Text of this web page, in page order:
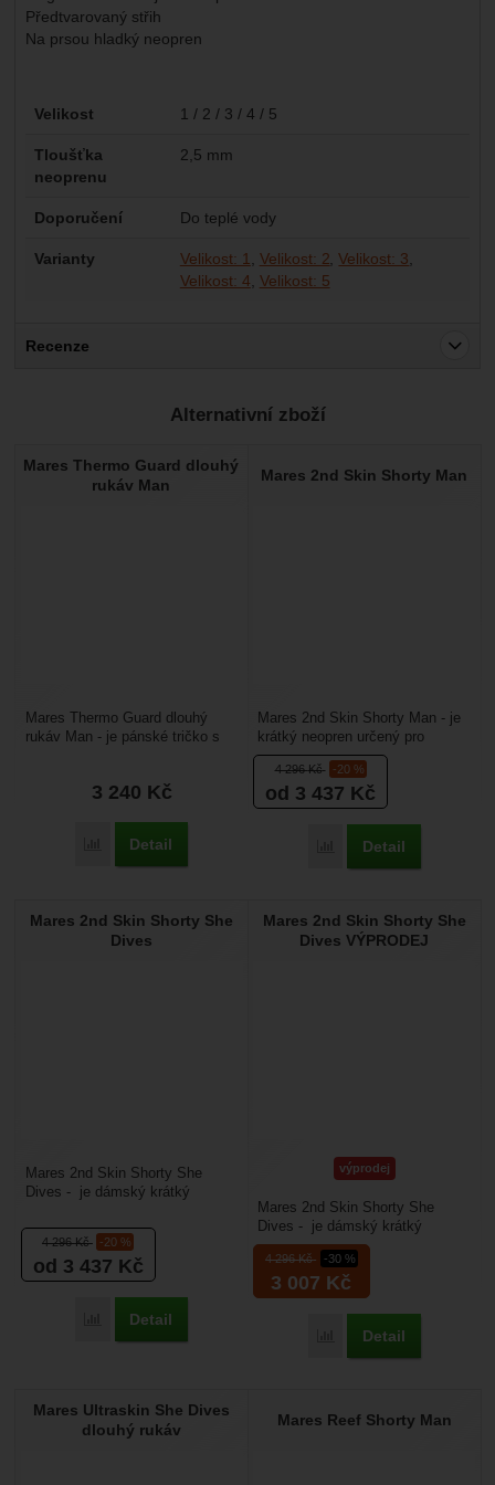
Předtvarovaný střih
Na prsou hladký neopren
Parametry
Velikost 1 / 2 / 3 / 4 / 5
Tloušťka
neoprenu
2,5 mm
Doporučení Do teplé vody
Varianty Velikost: 1 Velikost: 2 Velikost: 3
Velikost: 4 Velikost: 5
Recenze
Nebyla přidána žádná recenze.
Alternativní zboží
Mares Thermo Guard dlouhý
rukáv Man
3 240 Kč
Porovnat
Detail
Mares Thermo Guard dlouhý
rukáv Man - je pánské tričko s
Mares 2nd Skin Shorty Man
4 296Kč -20 %
od 3 437 Kč
Porovnat
Detail
Mares 2nd Skin Shorty Man - je
krátký neopren určený pro
šnorchlování v teplých vodách
nebo pod neopren...
Mares 2nd Skin Shorty She
Dives
4 296Kč -20 %
od 3 437 Kč
Porovnat
Detail
Mares 2nd Skin Shorty She
Dives - je dámský krátký
střihu. Je vhodný pro...
Mares 2nd Skin Shorty She
Dives VÝPRODEJ
výprodej
4 296Kč -30 %
3 007 Kč
Porovnat
Detail
Mares 2nd Skin Shorty She
Dives - je dámský krátký
potápěčský neopren dámského
střihu. Je vhodný pro...
Mares Ultraskin She Dives
dlouhý rukáv
Mares Reef Shorty Man